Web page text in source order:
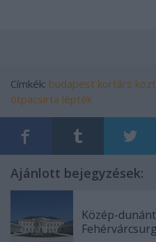
Címkék: budapest kortárs
ötpacsirta lépték
Ajánlott bejegyzések:
Közép-